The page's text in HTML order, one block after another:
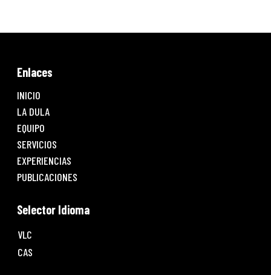
Enlaces
INICIO
LA DULA
EQUIPO
SERVICIOS
EXPERIENCIAS
PUBLICACIONES
Selector Idioma
VLC
CAS